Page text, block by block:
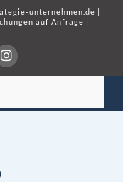
unternehmen.de |
auf Anfrage |